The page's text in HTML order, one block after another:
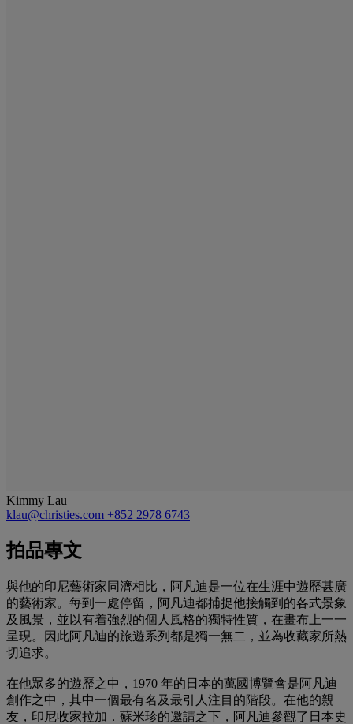
Kimmy Lau
klau@christies.com +852 2978 6743
拍品專文
與他的印尼藝術家同濟相比，阿凡迪是一位在生涯中遊歷甚廣
的藝術家。每到一處停留，阿凡迪都捕捉他接觸到的各式景象
及風景，並以有着強烈的個人風格的獨特性質，在畫布上一一
呈現。因此阿凡迪的旅遊系列都是獨一無二，並為收藏家所熱
切追求。
在他眾多的遊歷之中，1970 年的日本的萬國博覽會是阿凡迪
創作之中，其中一個最有名及最引人注目的階段。在他的親
友，印尼收家拉加．蘇米珍的邀請之下，阿凡迪參觀了日本史